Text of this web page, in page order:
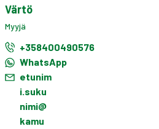
Värtö
Myyjä
+358400490576
WhatsApp
etunim
i.suku
nimi@
kamu